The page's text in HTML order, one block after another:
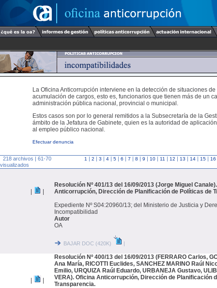
La Oficina Anticorrupción interviene en la detección de situaciones
acumulación de cargos, esto es, funcionarios que tienen más de un
administración pública nacional, provincial o municipal.
Estos casos son por lo general remitidos a la Subsecretaría de la
ámbito de la Jefatura de Gabinete, quien es la autoridad de
al empleo público nacional.
Efectuar denuncia
218 archivos | 61-70
visualizados
1 | 2 | 3 | 4 | 5 | 6 | 7 | 8 | 9 | 10 | 11 | 12 | 13 | 14 | 15 | 16
Resolución Nº 401/13 del 16/09/2013 (Jorge Miguel
Anticorrupción, Dirección de Planificación de Políticas de
Expediente Nº S04:20960/13; del Ministerio de Justicia y
Incompatibilidad
Autor
OA
BAJAR DOC (420K) |
Resolución Nº 400/13 del 16/09/2013 (FERRARO Carlos,
Ana María, RICOTTI Euclides, SANCHEZ MARINO Raúl
Emilio, URQUIZA Raúl Eduardo, URBANEJA Gustavo,
VERA). Oficina Anticorrupción, Dirección de Planificación
Transparencia.